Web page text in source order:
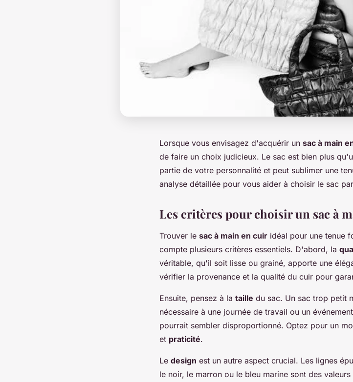
Lorsque vous envisagez d'acquérir un sac à main
de faire un choix judicieux. Le sac est bien plus
partie de votre personnalité et peut sublimer une
analyse détaillée pour vous aider à choisir le sac
Les critères pour choisir un sac à
Trouver le sac à main en cuir idéal pour une tenue
compte plusieurs critères essentiels. D'abord, la
véritable, qu'il soit lisse ou grainé, apporte une
vérifier la provenance et la qualité du cuir pour
Ensuite, pensez à la taille du sac. Un sac trop petit
nécessaire à une journée de travail ou un
pourrait sembler disproportionné. Optez pour un
et praticité.
Le design est un autre aspect crucial. Les lignes
le noir, le marron ou le bleu marine sont des